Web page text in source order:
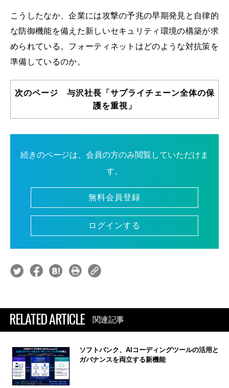
こうしたなか、企業には攻撃の予兆の早期発見と自律的
な防御機能を備えた新しいセキュリティ環境の構築が求
められている。フォーティネットはどのような対抗策を
準備しているのか。
次のページ 与沢社長「サプライチェーン全体の保
護を重視」
続きのページは、会員の方のみ閲覧していただけま
す。
無料会員登録
ログインする
RELATED ARTICLE 関連記事
ソフトバンク、AIコーディングツールの活用と
ガバナンスを両立する新機能